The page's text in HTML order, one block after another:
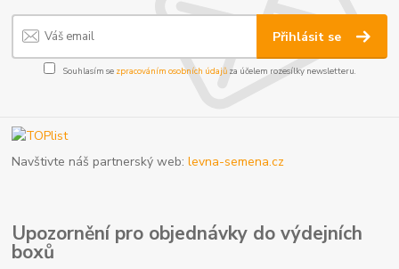
Přihlásit se
Souhlasím se zpracováním osobních údajůza účelem rozesílky newsletteru.
Navštivte náš partnerský web:levna-semena.cz
Upozornění pro objednávky do výdejních
boxů